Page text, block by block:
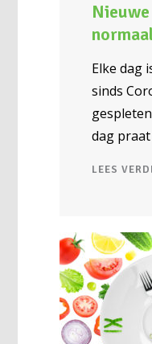
Elke dag
sinds
dag praat
LEES